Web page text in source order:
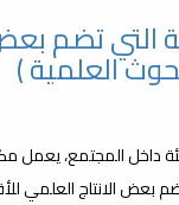
التي تضم بعض
العلمية )
داخل المجتمع،
بعض الانتاج العلمي